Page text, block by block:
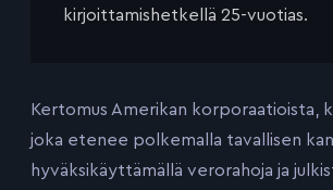
kirjoittamishetkellä 25-vuotias.
Kertomus Amerikan korporaatioista,
joka etenee polkemalla tavallisen
hyväksikäyttämällä verorahoja ja